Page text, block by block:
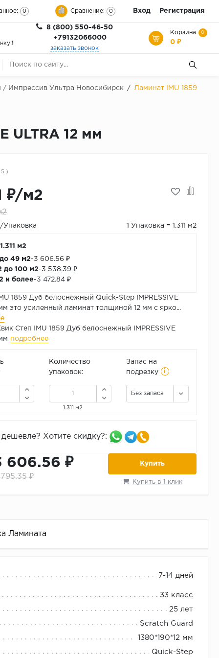
0 Сравнение: 0 Вход Регистрация
8 (800) 550-46-50
+79132066000
заказать звонок
Корзина 0
0 ₽
/ Импрессив Ультра Новосибирск / Ламинат IMU 1859
ULTRA 12 мм
5 )
₽/м2
Упаковка 1 Упаковка = 1.311 м2
м2
49 м2-3 606.56 ₽
до 100 м2-3 538.39 ₽
и более-3 472.84 ₽
1859 Дуб белоснежный Quick-Step IMPRESSIVE
это усиленный ламинат толщиной 12 мм с ярко...
Степ IMU 1859 Дуб белоснежный IMPRESSIVE
подробнее
Количество
упаковок:
1.311 м2
Запас на
подрезку
i
Без запаса
Хотите скидку?:
606.56 ₽
₽
Купить
Купить в 1 клик
Ламината
7-14 дней
33 класс
25 лет
Scratch Guard
1380*190*12 мм
Quick-Step